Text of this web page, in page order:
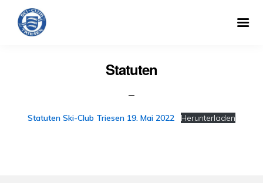
Statuten
Statuten Ski-Club Triesen 19. Mai 2022 Herunterladen